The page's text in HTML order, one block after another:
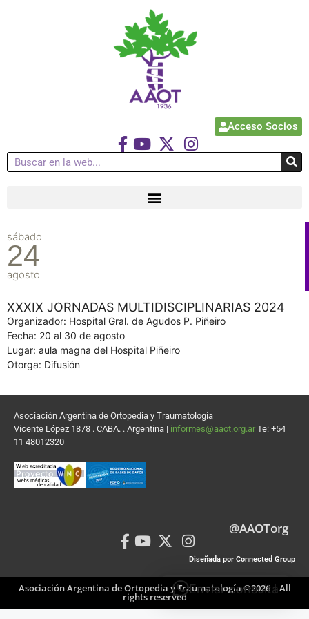
Acceso Socios
sábado
24
agosto
XXXIX JORNADAS MULTIDISCIPLINARIAS 2024
Organizador: Hospital Gral. de Agudos P. Piñeiro
Fecha: 20 al 30 de agosto
Lugar: aula magna del Hospital Piñeiro
Otorga: Difusión
Asociación Argentina de Ortopedia y Traumatología
Vicente López 1878 . CABA. . Argentina | informes@aaot.org.ar Te: +54
11 48012320
@AAOTorg
Diseñada por Connected Group
Asociación Argentina de Ortopedia y Traumatología ©2026 | All
rights reserved
Enviar consulta